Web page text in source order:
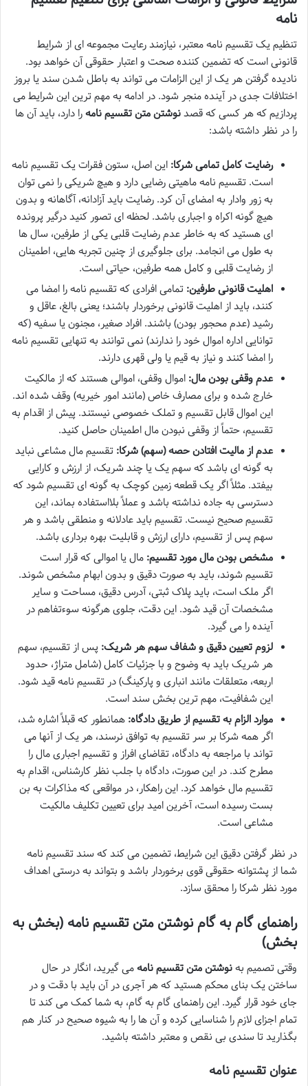
نامه
تنظیم یک تقسیم نامه معتبر، نیازمند رعایت مجموعه ای از شرایط
قانونی است که تضمین کننده صحت و اعتبار حقوقی آن خواهد بود.
نادیده گرفتن هر یک از این الزامات می تواند به باطل شدن سند یا بروز
اختلافات جدی در آینده منجر شود. در ادامه به مهم ترین این شرایط می
پردازیم که هر کسی که قصدنوشتن متن تقسیم نامهرا دارد، باید آن ها
را در نظر داشته باشد:
رضایت کامل تمامی شرکا: این اصل، ستون فقرات یک تقسیم نامه
است. تقسیم نامه ماهیتی رضایی دارد و هیچ شریکی را نمی توان
به زور وادار به امضای آن کرد. رضایت باید آزادانه، آگاهانه و بدون
هیچ گونه اکراه و اجباری باشد. لحظه ای تصور کنید درگیر پرونده
ای هستید که به خاطر عدم رضایت قلبی یکی از طرفین، سال ها
به طول می انجامد. برای جلوگیری از چنین تجربه هایی، اطمینان
از رضایت قلبی و کامل همه طرفین، حیاتی است.
اهلیت قانونی طرفین: تمامی افرادی که تقسیم نامه را امضا می
کنند، باید از اهلیت قانونی برخوردار باشند؛ یعنی بالغ، عاقل و
رشید (عدم محجور بودن) باشند. افراد صغیر، مجنون یا سفیه (که
توانایی اداره اموال خود را ندارند) نمی توانند به تنهایی تقسیم نامه
را امضا کنند و نیاز به قیم یا ولی قهری دارند.
عدم وقفی بودن مال: اموال وقفی، اموالی هستند که از مالکیت
خارج شده و برای مصارف خاص (مانند امور خیریه) وقف شده اند.
این اموال قابل تقسیم و تملک خصوصی نیستند. پیش از اقدام به
تقسیم، حتماً از وقفی نبودن مال اطمینان حاصل کنید.
عدم از مالیت افتادن حصه (سهم) شرکا: تقسیم مال مشاعی نباید
به گونه ای باشد که سهم یک یا چند شریک، از ارزش و کارایی
بیفتد. مثلاً اگر یک قطعه زمین کوچک به گونه ای تقسیم شود که
دسترسی به جاده نداشته باشد و عملاً بلااستفاده بماند، این
تقسیم صحیح نیست. تقسیم باید عادلانه و منطقی باشد و هر
سهم پس از تقسیم، دارای ارزش و قابلیت بهره برداری باشد.
مشخص بودن مال مورد تقسیم: مال یا اموالی که قرار است
تقسیم شوند، باید به صورت دقیق و بدون ابهام مشخص شوند.
اگر ملک است، باید پلاک ثبتی، آدرس دقیق، مساحت و سایر
مشخصات آن قید شود. این دقت، جلوی هرگونه سوءتفاهم در
آینده را می گیرد.
لزوم تعیین دقیق و شفاف سهم هر شریک: پس از تقسیم، سهم
هر شریک باید به وضوح و با جزئیات کامل (شامل متراژ، حدود
اربعه، متعلقات مانند انباری و پارکینگ) در تقسیم نامه قید شود.
این شفافیت، مهم ترین بخش سند است.
موارد الزام به تقسیم از طریق دادگاه: همانطور که قبلاً اشاره شد،
اگر همه شرکا بر سر تقسیم به توافق نرسند، هر یک از آنها می
تواند با مراجعه به دادگاه، تقاضای افراز و تقسیم اجباری مال را
مطرح کند. در این صورت، دادگاه با جلب نظر کارشناس، اقدام به
تقسیم مال خواهد کرد. این راهکار، در مواقعی که مذاکرات به بن
بست رسیده است، آخرین امید برای تعیین تکلیف مالکیت
مشاعی است.
در نظر گرفتن دقیق این شرایط، تضمین می کند که سند تقسیم نامه
شما از پشتوانه حقوقی قوی برخوردار باشد و بتواند به درستی اهداف
مورد نظر شرکا را محقق سازد.
راهنمای گام به گام نوشتن متن تقسیم نامه (بخش به
بخش)
وقتی تصمیم بهنوشتن متن تقسیم نامهمی گیرید، انگار در حال
ساختن یک بنای محکم هستید که هر آجری در آن باید با دقت و در
جای خود قرار گیرد. این راهنمای گام به گام، به شما کمک می کند تا
تمام اجزای لازم را شناسایی کرده و آن ها را به شیوه صحیح در کنار هم
بگذارید تا سندی بی نقص و معتبر داشته باشید.
عنوان تقسیم نامه